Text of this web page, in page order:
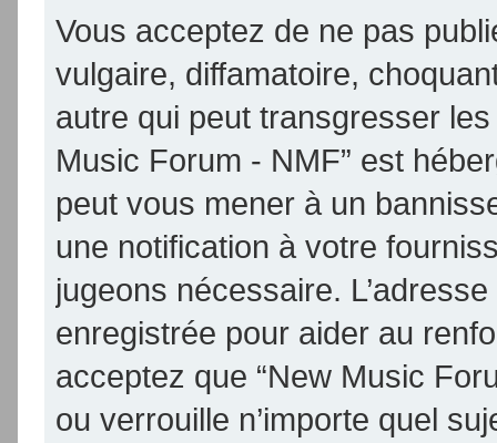
Vous acceptez de ne pas
vulgaire, diffamatoire,
autre qui peut transgresser
Music Forum - NMF” est
peut vous mener à un
une notification à votre
jugeons nécessaire.
enregistrée pour aider au
acceptez que “New Music
ou verrouille n’importe quel